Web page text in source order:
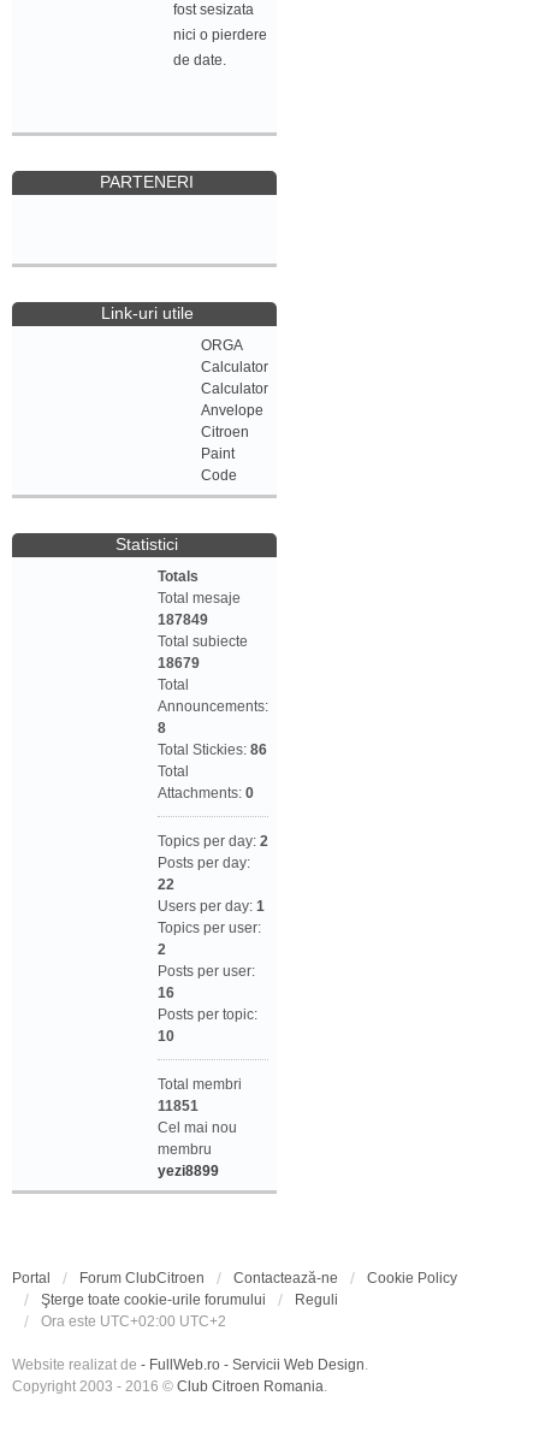
fost sesizata
nici o pierdere
de date.
PARTENERI
Link-uri utile
ORGA
Calculator
Calculator
Anvelope
Citroen
Paint
Code
Statistici
Totals
Total mesaje
187849
Total subiecte
18679
Total
Announcements:
8
Total Stickies: 86
Total
Attachments: 0
Topics per day: 2
Posts per day:
22
Users per day: 1
Topics per user:
2
Posts per user:
16
Posts per topic:
10
Total membri
11851
Cel mai nou
membru
yezi8899
Portal Forum ClubCitroen Contactează-ne
Cookie Policy
Şterge toate cookie-urile forumului
Reguli
Ora este UTC+02:00 UTC+2
Website realizat de - FullWeb.ro - Servicii Web Design.
Copyright 2003 - 2016 © Club Citroen Romania.